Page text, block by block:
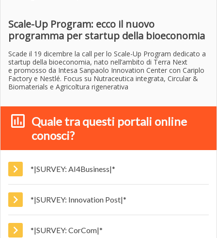
Scale-Up Program: ecco il nuovo
programma per startup della bioeconomia
Scade il 19 dicembre la call per lo Scale-Up Program dedicato a
startup della bioeconomia, nato nell’ambito di Terra Next
e promosso da Intesa Sanpaolo Innovation Center con Cariplo
Factory e Nestlé. Focus su Nutraceutica integrata, Circular &
Biomaterials e Agricoltura rigenerativa
Quale tra questi portali online
conosci?
*|SURVEY: AI4Business|*
*|SURVEY: Innovation Post|*
*|SURVEY: CorCom|*